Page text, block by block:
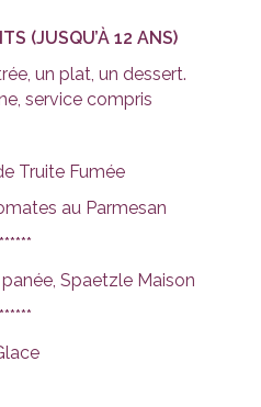
(JUSQU’À 12 ANS)
un plat, un dessert.
service compris
Truite Fumée
au Parmesan
******
Spaetzle Maison
******